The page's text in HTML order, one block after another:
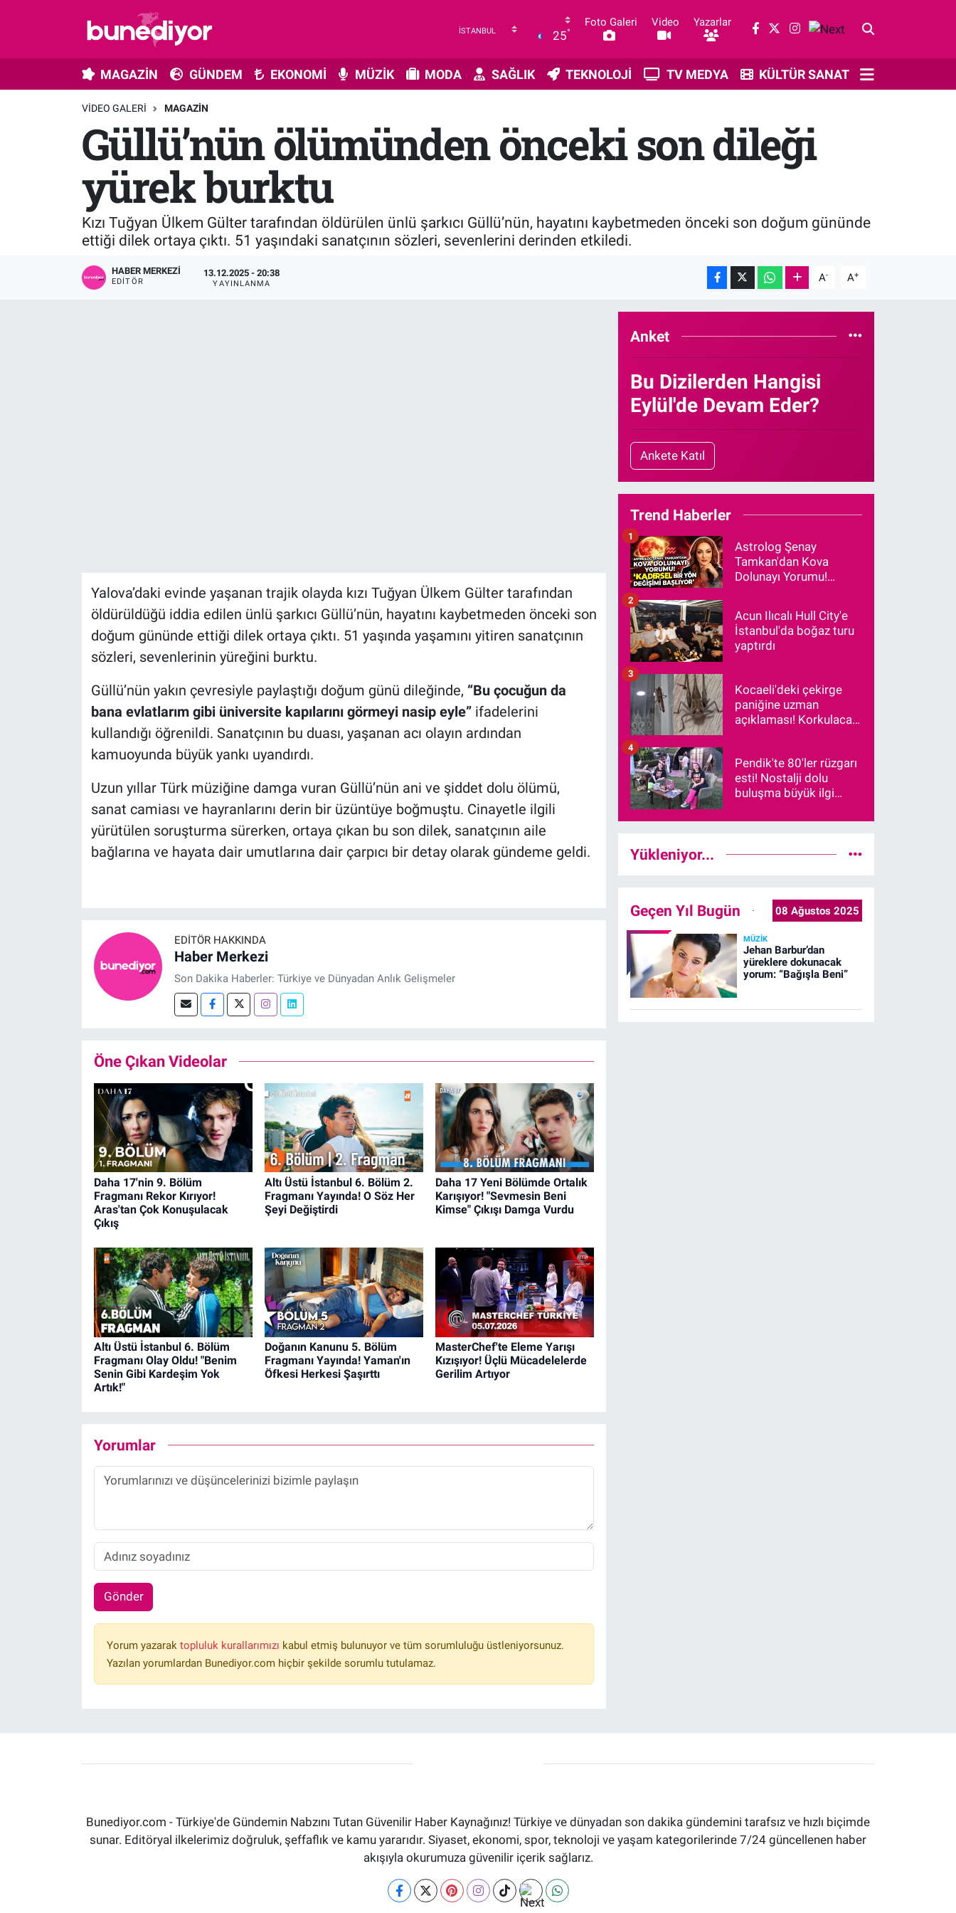
25°
Foto Galeri Video Yazarlar
MAGAZİN GÜNDEM EKONOMİ MÜZİK MODA SAĞLIK TEKNOLOJİ TV MEDYA KÜLTÜR SANAT
VIDEO GALERI MAGAZIN
Güllü’nün ölümünden önceki son dileği
yürek burktu
Kızı Tuğyan Ülkem Gülter tarafından öldürülen ünlü şarkıcı Güllü’nün, hayatını kaybetmeden önceki son doğum gününde
ettiği dilek ortaya çıktı. 51 yaşındaki sanatçının sözleri, sevenlerini derinden etkiledi.
HABER MERKEZI
EDITÖR
13.12.2025 - 20:38
YAYINLANMA A- A+
Yalova’daki evinde yaşanan trajik olayda kızı Tuğyan Ülkem Gülter tarafından
öldürüldüğü iddia edilen ünlü şarkıcı Güllü’nün, hayatını kaybetmeden önceki son
doğum gününde ettiği dilek ortaya çıktı. 51 yaşında yaşamını yitiren sanatçının
sözleri, sevenlerinin yüreğini burktu.
Güllü’nün yakın çevresiyle paylaştığı doğum günü dileğinde, “Bu çocuğun da
bana evlatlarım gibi üniversite kapılarını görmeyi nasip eyle”ifadelerini
kullandığı öğrenildi. Sanatçının bu duası, yaşanan acı olayın ardından
kamuoyunda büyük yankı uyandırdı.
Uzun yıllar Türk müziğine damga vuran Güllü’nün ani ve şiddet dolu ölümü,
sanat camiası ve hayranlarını derin bir üzüntüye boğmuştu. Cinayetle ilgili
yürütülen soruşturma sürerken, ortaya çıkan bu son dilek, sanatçının aile
bağlarına ve hayata dair umutlarına dair çarpıcı bir detay olarak gündeme geldi.
EDITÖR HAKKINDA
Haber Merkezi
Son Dakika Haberler: Türkiye ve Dünyadan Anlık Gelişmeler
Öne Çıkan Videolar
Daha 17'nin 9. Bölüm
Fragmanı Rekor Kırıyor!
Aras'tan Çok Konuşulacak
Çıkış
Altı Üstü İstanbul 6. Bölüm 2.
Fragmanı Yayında! O Söz Her
Şeyi Değiştirdi
Daha 17 Yeni Bölümde Ortalık
Karışıyor! "Sevmesin Beni
Kimse" Çıkışı Damga Vurdu
Altı Üstü İstanbul 6. Bölüm
Fragmanı Olay Oldu! "Benim
Senin Gibi Kardeşim Yok
Artık!"
Doğanın Kanunu 5. Bölüm
Fragmanı Yayında! Yaman'ın
Öfkesi Herkesi Şaşırttı
MasterChef'te Eleme Yarışı
Kızışıyor! Üçlü Mücadelelerde
Gerilim Artıyor
Yorumlar
Gönder
Yorum yazarak topluluk kurallarımızı kabul etmiş bulunuyor ve tüm sorumluluğu üstleniyorsunuz.
Yazılan yorumlardan Bunediyor.com hiçbir şekilde sorumlu tutulamaz.
Anket
Bu Dizilerden Hangisi
Eylül'de Devam Eder?
Ankete Katıl
Trend Haberler
Astrolog Şenay
Tamkan'dan Kova
Dolunayı Yorumu!
1
Acun Ilıcalı Hull City'e
İstanbul'da boğaz turu
yaptırdı
2
Kocaeli'deki çekirge
paniğine uzman
açıklaması! Korkulacak
3
Pendik'te 80'ler rüzgarı
esti! Nostalji dolu
buluşma büyük ilgi
4
Yükleniyor...
Geçen Yıl Bugün 08 Ağustos 2025
MÜZIK
Jehan Barbur’dan
yüreklere dokunacak
yorum: “Bağışla Beni”
Bunediyor.com - Türkiye'de Gündemin Nabzını Tutan Güvenilir Haber Kaynağınız! Türkiye ve dünyadan son dakika gündemini tarafsız ve hızlı biçimde
sunar. Editöryal ilkelerimiz doğruluk, şeffaflık ve kamu yararıdır. Siyaset, ekonomi, spor, teknoloji ve yaşam kategorilerinde 7/24 güncellenen haber
akışıyla okurumuza güvenilir içerik sağlarız.
Diziler
Kültür Sanat
Magazin
GÜNDEM
EKONOMİ
TEKNOLOJİ
Trafik Durumu
Süper Lig Puan Durumu ve Fikstür
Tüm Manşetler
Son Dakika Haberleri
Haber Arşivi